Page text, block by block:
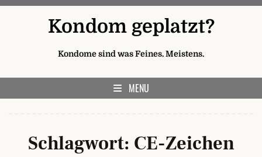
Kondom geplatzt?
Kondome sind was Feines. Meistens.
MENU
Schlagwort: CE-Zeichen